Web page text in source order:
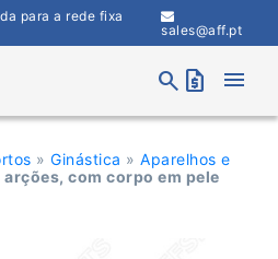
para a rede fixa
sales@aff.pt
search request_quote menu
» Ginástica » Aparelhos e
arções, com corpo em pele